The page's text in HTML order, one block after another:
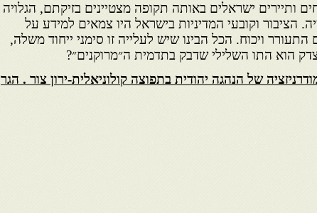
ותיירים ישראלים באותה תקופה מצטיינים בזיקתם, הגלויה
הציבור וקובעי המדיניות בישראל היו צמאים למידע על
ויכוח. הכל הבינו שיש לעלייה זו סימני ייחוד משלה,
הוא התו השלילי שדבק בתדמית ה״מרוקנים״?
של הנהגה יהודית בתפוצה קולוניאלית-ירון צור . הגר